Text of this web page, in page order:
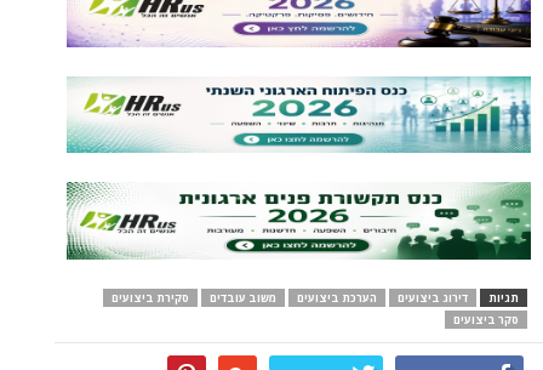
תגיות דירוג ביצועים הערכת ביצועים משוב עובדים
סקירת ביצועים
סקר ביצועים